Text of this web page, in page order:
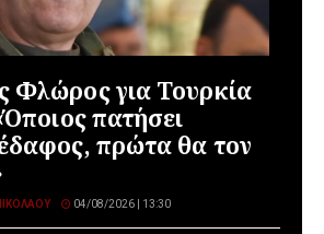
Φλώρος για Τουρκία
πατήσει
πρώτα θα τον
04/08/2026 | 13:30